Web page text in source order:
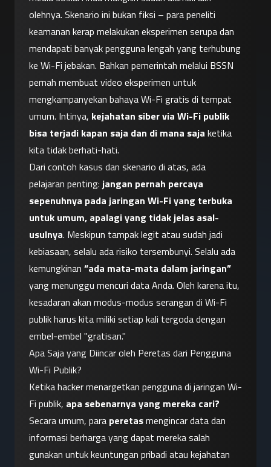
olehnya. Skenario ini bukan fiksi – para peneliti
keamanan kerap melakukan eksperimen serupa dan
mendapati banyak pengguna lengah yang terhubung
ke Wi-Fi jebakan. Bahkan pemerintah melalui BSSN
pernah membuat video eksperimen untuk
mengkampanyekan bahaya Wi-Fi gratis di tempat
umum. Intinya, kejahatan siber via Wi-Fi publik
bisa terjadi kapan saja dan di mana saja ketika
kita tidak berhati-hati.
Dari contoh kasus dan skenario di atas, ada
pelajaran penting: jangan pernah percaya
sepenuhnya pada jaringan Wi-Fi yang terbuka
untuk umum, apalagi yang tidak jelas asal-
usulnya. Meskipun tampak legit atau sudah jadi
kebiasaan, selalu ada risiko tersembunyi. Selalu ada
kemungkinan “ada mata-mata dalam jaringan”
yang menunggu mencuri data Anda. Oleh karena itu,
kesadaran akan modus-modus serangan di Wi-Fi
publik harus kita miliki setiap kali tergoda dengan
embel-embel "gratisan."
Apa Saja yang Diincar oleh Peretas dari Pengguna
Wi-Fi Publik?
Ketika hacker menargetkan pengguna di jaringan Wi-
Fi publik, apa sebenarnya yang mereka cari?
Secara umum, para peretas mengincar data dan
informasi berharga yang dapat mereka salah
gunakan untuk keuntungan pribadi atau kejahatan